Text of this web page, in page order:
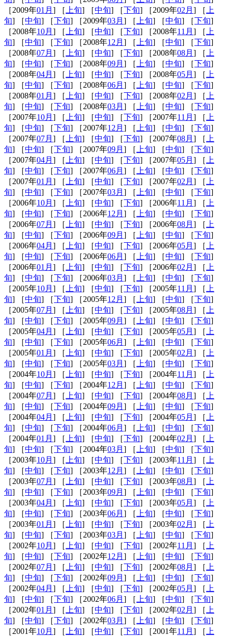
［2009年01月 ] ［ 上旬] ［中旬] ［下旬] ［2009年02月 ] ［ 上
旬] ［中旬] ［下旬] ［2009年03月 ] ［ 上旬] ［中旬] ［下旬]
［2008年10月 ] ［ 上旬] ［中旬] ［下旬] ［2008年11月 ] ［ 上
旬] ［中旬] ［下旬] ［2008年12月 ] ［ 上旬] ［中旬] ［下旬]
［2008年07月 ] ［ 上旬] ［中旬] ［下旬] ［2008年08月 ] ［ 上
旬] ［中旬] ［下旬] ［2008年09月 ] ［ 上旬] ［中旬] ［下旬]
［2008年04月 ] ［ 上旬] ［中旬] ［下旬] ［2008年05月 ] ［ 上
旬] ［中旬] ［下旬] ［2008年06月 ] ［ 上旬] ［中旬] ［下旬]
［2008年01月 ] ［ 上旬] ［中旬] ［下旬] ［2008年02月 ] ［ 上
旬] ［中旬] ［下旬] ［2008年03月 ] ［ 上旬] ［中旬] ［下旬]
［2007年10月 ] ［ 上旬] ［中旬] ［下旬] ［2007年11月 ] ［ 上
旬] ［中旬] ［下旬] ［2007年12月 ] ［ 上旬] ［中旬] ［下旬]
［2007年07月 ] ［ 上旬] ［中旬] ［下旬] ［2007年08月 ] ［ 上
旬] ［中旬] ［下旬] ［2007年09月 ] ［ 上旬] ［中旬] ［下旬]
［2007年04月 ] ［ 上旬] ［中旬] ［下旬] ［2007年05月 ] ［ 上
旬] ［中旬] ［下旬] ［2007年06月 ] ［ 上旬] ［中旬] ［下旬]
［2007年01月 ] ［ 上旬] ［中旬] ［下旬] ［2007年02月 ] ［ 上
旬] ［中旬] ［下旬] ［2007年03月 ] ［ 上旬] ［中旬] ［下旬]
［2006年10月 ] ［ 上旬] ［中旬] ［下旬] ［2006年11月 ] ［ 上
旬] ［中旬] ［下旬] ［2006年12月 ] ［ 上旬] ［中旬] ［下旬]
［2006年07月 ] ［ 上旬] ［中旬] ［下旬] ［2006年08月 ] ［ 上
旬] ［中旬] ［下旬] ［2006年09月 ] ［ 上旬] ［中旬] ［下旬]
［2006年04月 ] ［ 上旬] ［中旬] ［下旬] ［2006年05月 ] ［ 上
旬] ［中旬] ［下旬] ［2006年06月 ] ［ 上旬] ［中旬] ［下旬]
［2006年01月 ] ［ 上旬] ［中旬] ［下旬] ［2006年02月 ] ［ 上
旬] ［中旬] ［下旬] ［2006年03月 ] ［ 上旬] ［中旬] ［下旬]
［2005年10月 ] ［ 上旬] ［中旬] ［下旬] ［2005年11月 ] ［ 上
旬] ［中旬] ［下旬] ［2005年12月 ] ［ 上旬] ［中旬] ［下旬]
［2005年07月 ] ［ 上旬] ［中旬] ［下旬] ［2005年08月 ] ［ 上
旬] ［中旬] ［下旬] ［2005年09月 ] ［ 上旬] ［中旬] ［下旬]
［2005年04月 ] ［ 上旬] ［中旬] ［下旬] ［2005年05月 ] ［ 上
旬] ［中旬] ［下旬] ［2005年06月 ] ［ 上旬] ［中旬] ［下旬]
［2005年01月 ] ［ 上旬] ［中旬] ［下旬] ［2005年02月 ] ［ 上
旬] ［中旬] ［下旬] ［2005年03月 ] ［ 上旬] ［中旬] ［下旬]
［2004年10月 ] ［ 上旬] ［中旬] ［下旬] ［2004年11月 ] ［ 上
旬] ［中旬] ［下旬] ［2004年12月 ] ［ 上旬] ［中旬] ［下旬]
［2004年07月 ] ［ 上旬] ［中旬] ［下旬] ［2004年08月 ] ［ 上
旬] ［中旬] ［下旬] ［2004年09月 ] ［ 上旬] ［中旬] ［下旬]
［2004年04月 ] ［ 上旬] ［中旬] ［下旬] ［2004年05月 ] ［ 上
旬] ［中旬] ［下旬] ［2004年06月 ] ［ 上旬] ［中旬] ［下旬]
［2004年01月 ] ［ 上旬] ［中旬] ［下旬] ［2004年02月 ] ［ 上
旬] ［中旬] ［下旬] ［2004年03月 ] ［ 上旬] ［中旬] ［下旬]
［2003年10月 ] ［ 上旬] ［中旬] ［下旬] ［2003年11月 ] ［ 上
旬] ［中旬] ［下旬] ［2003年12月 ] ［ 上旬] ［中旬] ［下旬]
［2003年07月 ] ［ 上旬] ［中旬] ［下旬] ［2003年08月 ] ［ 上
旬] ［中旬] ［下旬] ［2003年09月 ] ［ 上旬] ［中旬] ［下旬]
［2003年04月 ] ［ 上旬] ［中旬] ［下旬] ［2003年05月 ] ［ 上
旬] ［中旬] ［下旬] ［2003年06月 ] ［ 上旬] ［中旬] ［下旬]
［2003年01月 ] ［ 上旬] ［中旬] ［下旬] ［2003年02月 ] ［ 上
旬] ［中旬] ［下旬] ［2003年03月 ] ［ 上旬] ［中旬] ［下旬]
［2002年10月 ] ［ 上旬] ［中旬] ［下旬] ［2002年11月 ] ［ 上
旬] ［中旬] ［下旬] ［2002年12月 ] ［ 上旬] ［中旬] ［下旬]
［2002年07月 ] ［ 上旬] ［中旬] ［下旬] ［2002年08月 ] ［ 上
旬] ［中旬] ［下旬] ［2002年09月 ] ［ 上旬] ［中旬] ［下旬]
［2002年04月 ] ［ 上旬] ［中旬] ［下旬] ［2002年05月 ] ［ 上
旬] ［中旬] ［下旬] ［2002年06月 ] ［ 上旬] ［中旬] ［下旬]
［2002年01月 ] ［ 上旬] ［中旬] ［下旬] ［2002年02月 ] ［ 上
旬] ［中旬] ［下旬] ［2002年03月 ] ［ 上旬] ［中旬] ［下旬]
［2001年10月 ] ［ 上旬] ［中旬] ［下旬] ［2001年11月 ] ［ 上